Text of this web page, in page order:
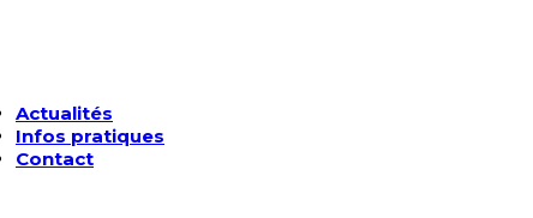
Actualités
Infos pratiques
Contact